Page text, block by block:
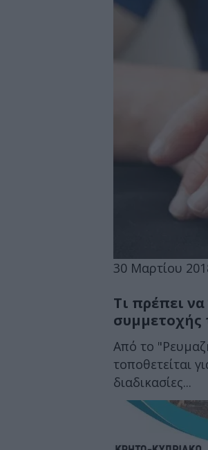
30 Μαρτίου
Τι πρέπει
συμμετοχής
Από το
τοποθετείται
διαδικασίες...